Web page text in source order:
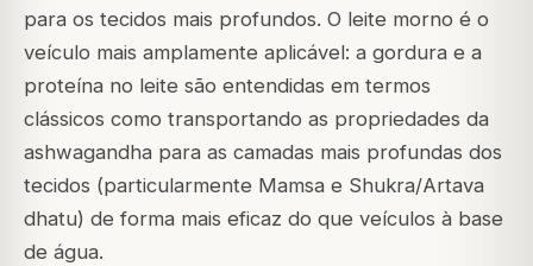
para os tecidos mais profundos. O leite morno é o
veículo mais amplamente aplicável: a gordura e a
proteína no leite são entendidas em termos
clássicos como transportando as propriedades da
ashwagandha para as camadas mais profundas dos
tecidos (particularmente Mamsa e Shukra/Artava
dhatu) de forma mais eficaz do que veículos à base
de água.